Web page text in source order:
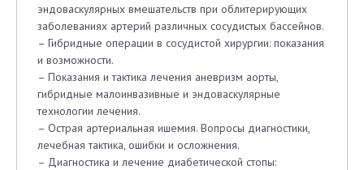
эндоваскулярных вмешательств при облитерирующих
заболеваниях артерий различных сосудистых бассейнов.
– Гибридные операции в сосудистой хирургии: показания
и возможности.
– Показания и тактика лечения аневризм аорты,
гибридные малоинвазивные и эндоваскулярные
технологии лечения.
– Острая артериальная ишемия. Вопросы диагностики,
лечебная тактика, ошибки и осложнения.
– Диагностика и лечение диабетической стопы: